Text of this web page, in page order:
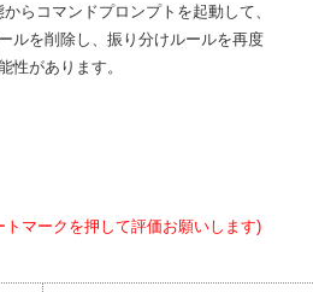
らコマンドプロンプトを起動して、
ルを削除し、振り分けルールを再度
性があります。
マークを押して評価お願いします)